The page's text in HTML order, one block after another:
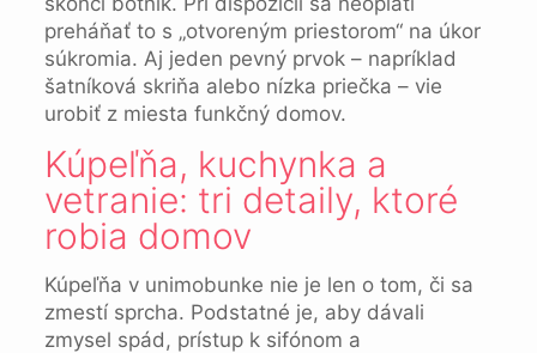
preháňať to s „otvoreným priestorom“ na úkor
súkromia. Aj jeden pevný prvok – napríklad
šatníková skriňa alebo nízka priečka – vie
urobiť z miesta funkčný domov.
Kúpeľňa, kuchynka a
vetranie: tri detaily, ktoré
robia domov
Kúpeľňa v unimobunke nie je len o tom, či sa
zmestí sprcha. Podstatné je, aby dávali
zmysel spád, prístup k sifónom a